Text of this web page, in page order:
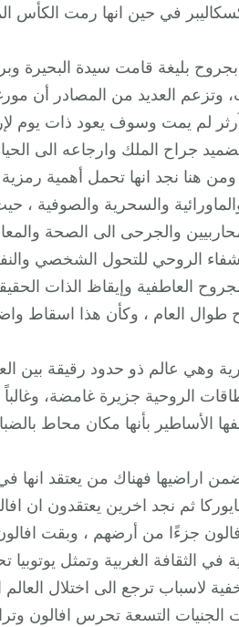
في حين انها رمت الكأس
بليغة قامت سيدة البحيرة
العديد من المصادر أن
لم يمت وسوف يعود ذات يوم
جراح الملك وارجاعه الى
هنا نجد انها تحمل أهمية رمزية
والسحرية والصوفية ،
والجرحى الى الصحة
الروحي للتحول الشخصي
العاطفية وإيقاظ الذات
طوال العام ، وكأن هذا اسقاط
وهي عالم ذو حدود رقيقة بين
الروحية جزيرة غامضة،
بأنها مكان محاط
ضمن اراضيها فهناك من يعتقد
ثم نجد اخرين يعتقدون ان
جزءًا من أرضهم ، وبقت
الثقافة الغربية وتمثل يوتوبيا
لاسباب ترجع الى اختلال
الجنيات التسعة تحرس افالون